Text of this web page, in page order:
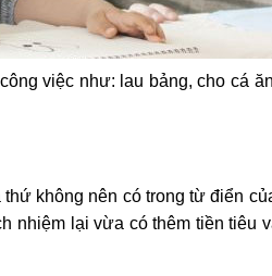
việc như: lau bảng, cho cá
không nên có trong từ điển
nhiệm lại vừa có thêm tiền tiêu